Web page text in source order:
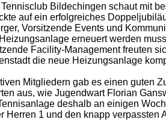
Bildechingen schaut mit
auf ein erfolgreiches
Vorsitzende Events und
erneuert werden
Facility-Management freuten
die neue Heizungsanlage
Mitgliedern gab es einen guten
aus, wie Jugendwart Florian
deshalb an einigen
1 und den knapp